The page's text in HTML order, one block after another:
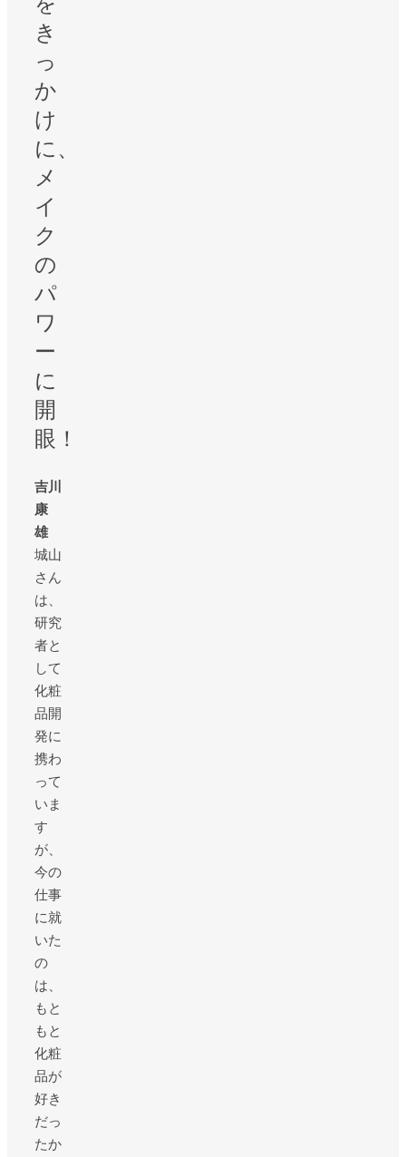
き
っ
か
け
に、
メ
イ
ク
の
パ
ワ
ー
に
開
眼！
吉川
康
雄
城山
さん
は、
研究
者と
して
化粧
品開
発に
携わ
って
いま
す
が、
今の
仕事
に就
いた
の
は、
もと
もと
化粧
品が
好き
だっ
たか